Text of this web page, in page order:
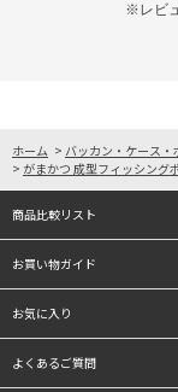
※レビ
ホーム > バッカン・ケース・
> がまかつ 成型フィッシング
商品比較リスト
お買い物ガイド
お気に入り
よくあるご質問